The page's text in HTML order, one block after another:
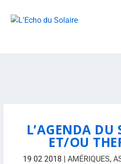
L’AGENDA DU
ET/OU
19 02 2018 | AMÉRIQUES,